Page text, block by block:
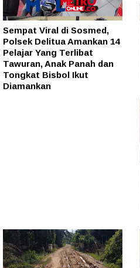
Sempat Viral di Sosmed,
Polsek Delitua Amankan 14
Pelajar Yang Terlibat
Tawuran, Anak Panah dan
Tongkat Bisbol Ikut
Diamankan